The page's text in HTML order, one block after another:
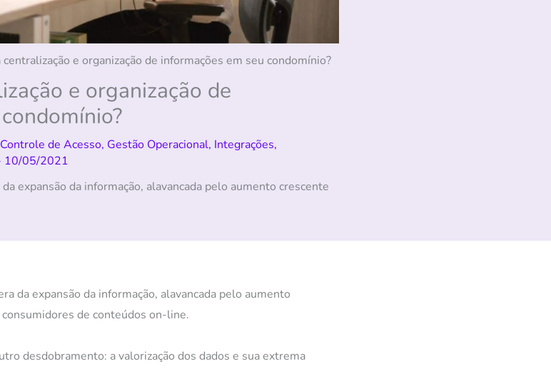
centralização e organização de informações em seu condomínio?
e organização de
Controle de Acesso, Gestão Operacional, Integrações,
10/05/2021
expansão da informação, alavancada pelo aumento crescente
da expansão da informação, alavancada pelo aumento
de conteúdos on-line.
desdobramento: a valorização dos dados e sua extrema